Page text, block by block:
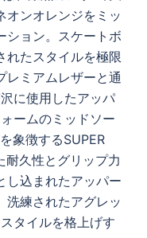
オンオレンジをミッ
ション。スケートボ
れたスタイルを極限
レミアムレザーと通
に使用したアッパ
ームのミッドソー
象徴するSUPER
耐久性とグリップ力
し込まれたアッパー
洗練されたアグレッ
タイルを格上げす